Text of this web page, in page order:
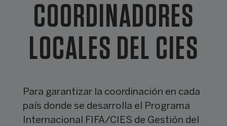
COORDINADORES
LOCALES DEL CIES
Para garantizar la coordinación en cada
país donde se desarrolla el Programa
Internacional FIFA/CIES de Gestión del